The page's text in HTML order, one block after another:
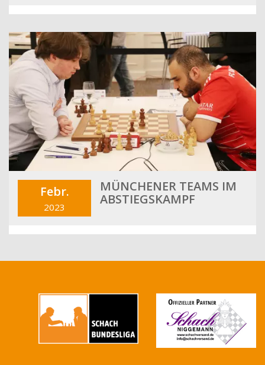
Febr.
2023
MÜNCHENER TEAMS IM
ABSTIEGSKAMPF